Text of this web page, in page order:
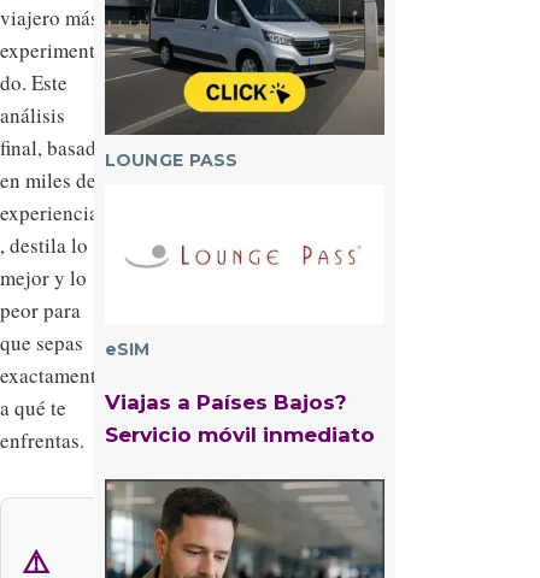
viajero más
experimenta
do. Este
análisis
final, basado
en miles de
experiencias
, destila lo
mejor y lo
peor para
que sepas
exactamente
a qué te
enfrentas.
⚠️
LOUNGE PASS
eSIM
Viajas a Países Bajos?
Servicio móvil inmediato
Imagen